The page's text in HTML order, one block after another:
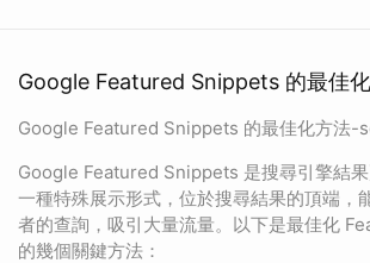
Google Featured Snippets 的最佳
Google Featured Snippets 的最佳化方法-
Google Featured Snippets 是搜尋引擎結
一種特殊展示形式，位於搜尋結果的頂端，
者的查詢，吸引大量流量。以下是最佳化
的幾個關鍵方法：